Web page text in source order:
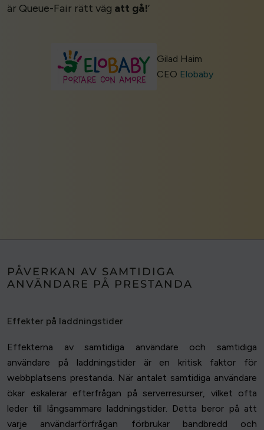
är Queue-Fair rätt väg att gå!’
Gilad Haim
CEO Elobaby
PÅVERKAN AV SAMTIDIGA
ANVÄNDARE PÅ PRESTANDA
Effekter på laddningstider
Effekterna av samtidiga användare och samtidiga
användare på laddningstider är en kritisk faktor för
webbplatsens prestanda. När antalet samtidiga användare
ökar eskalerar efterfrågan på serverresurser, vilket ofta
leder till långsammare laddningstider. Detta beror på att
varje användarförfrågan förbrukar bandbredd och